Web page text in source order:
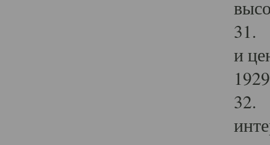
31.
и
32.